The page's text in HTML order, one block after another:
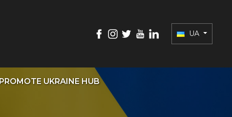
UA
PROMOTE UKRAINE HUB